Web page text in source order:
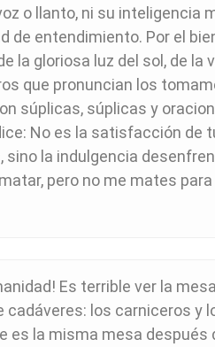
o llanto, ni su inteligencia
de entendimiento. Por el
la gloriosa luz del sol, de la
que pronuncian los
súplicas, súplicas y
No es la satisfacción de
sino la indulgencia
pero no me mates
Es terrible ver la
cadáveres: los carniceros y
es la misma mesa después